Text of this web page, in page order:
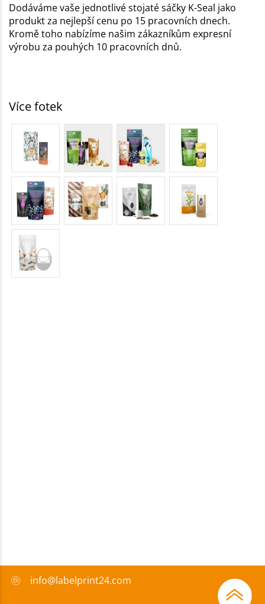
Dodáváme vaše jednotlivé stojaté sáčky K-Seal jako
produkt za nejlepší cenu po 15 pracovních dnech.
Kromě toho nabízíme našim zákazníkům expresní
výrobu za pouhých 10 pracovních dnů.
Více fotek
info@labelprint24.com